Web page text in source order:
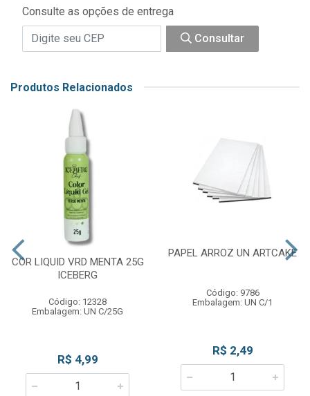
Consulte as opções de entrega
Consultar
Produtos Relacionados
COR LIQUID VRD MENTA 25G
ICEBERG
Código: 12328
Embalagem: UN C/25G
R$ 4,99
PAPEL ARROZ UN ARTCAKE
Código: 9786
Embalagem: UN C/1
R$ 2,49